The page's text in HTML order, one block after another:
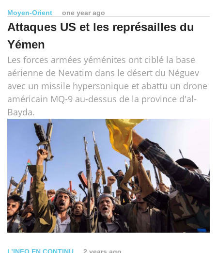
Moyen-Orient one year ago
Attaques US et les représailles du
Yémen
Les forces armées yéménites ont ciblé la base
aérienne de Nevatim dans le désert du Néguev
avec un missile hypersonique et abattu un drone
américain MQ-9 au-dessus de la province d'al-
Bayda.
L’INFO EN CONTINU 2 years ago